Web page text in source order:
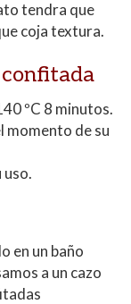
tendra que
coja textura.
ºC 8 minutos.
momento de su
uso.
en un baño
a un cazo